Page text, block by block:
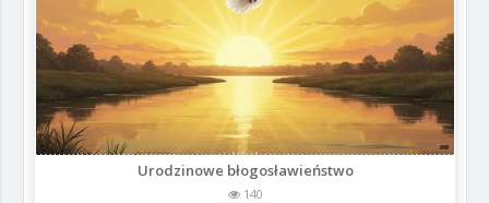
Urodzinowe błogosławieństwo
140